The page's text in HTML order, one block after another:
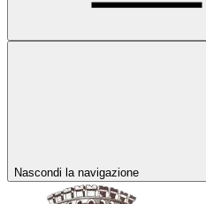
Nascondi la navigazione